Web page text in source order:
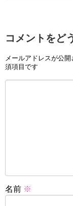
コメントをど
メールアドレスが公開
須項目です
名前 ※